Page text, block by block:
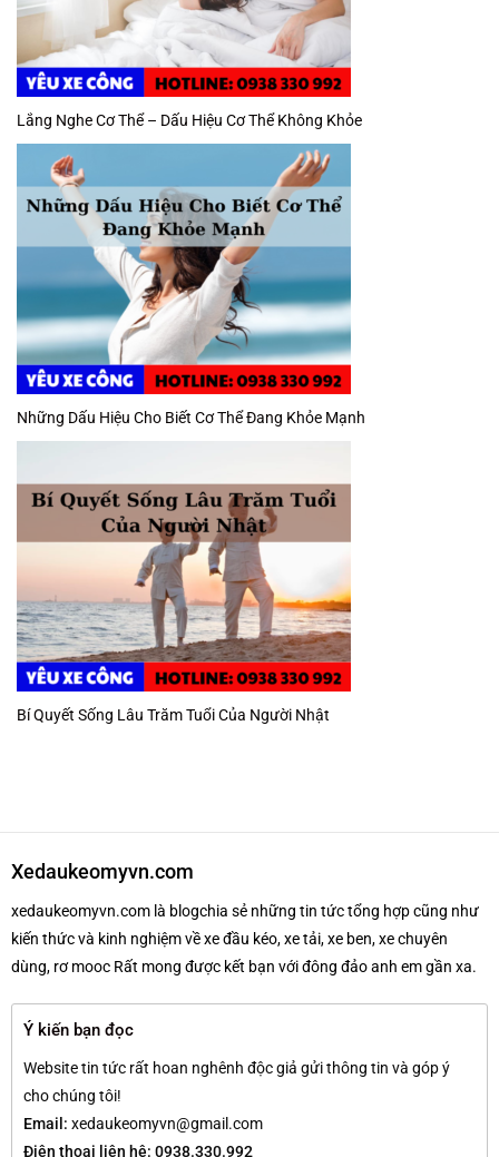
Lắng Nghe Cơ Thể – Dấu Hiệu Cơ Thể Không Khỏe
Những Dấu Hiệu Cho Biết Cơ Thể Đang Khỏe Mạnh
Bí Quyết Sống Lâu Trăm Tuổi Của Người Nhật
Xedaukeomyvn.com
xedaukeomyvn.com là blogchia sẻ những tin tức tổng hợp cũng như
kiến thức và kinh nghiệm về xe đầu kéo, xe tải, xe ben, xe chuyên
dùng, rơ mooc Rất mong được kết bạn với đông đảo anh em gần xa.
Ý kiến bạn đọc
Website tin tức rất hoan nghênh độc giả gửi thông tin và góp ý
cho chúng tôi!
Email: xedaukeomyvn@gmail.com
Điện thoại liên hệ: 0938.330.992